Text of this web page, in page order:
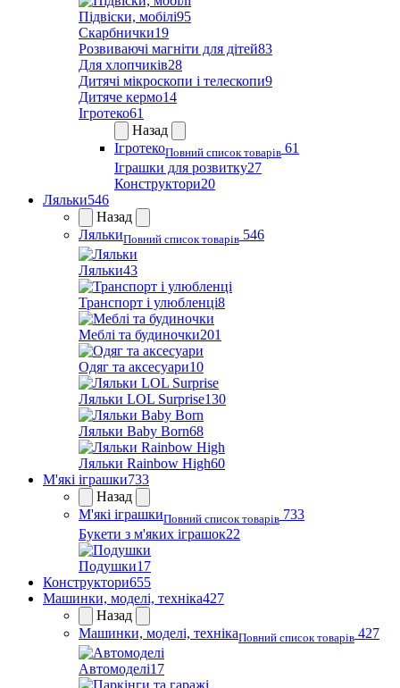
Підвіски, мобілі95
Скарбнички19
Розвиваючі магніти для дітей83
Для хлопчиків28
Дитячі мікроскопи і телескопи9
Дитяче кермо14
Ігротеко61
Назад
ІгротекоПовний список товарів 61
Іграшки для розвитку27
Конструктори20
Ляльки546
Назад
ЛялькиПовний список товарів 546
Ляльки43
Транспорт і улюбленці8
Меблі та будиночки201
Одяг та аксесуари10
Ляльки LOL Surprise130
Ляльки Baby Born68
Ляльки Rainbow High60
М'які іграшки733
Назад
М'які іграшкиПовний список товарів 733
Букети з м'яких іграшок22
Подушки17
Конструктори655
Машинки, моделі, техніка427
Назад
Машинки, моделі, технікаПовний список товарів 427
Автомоделі17